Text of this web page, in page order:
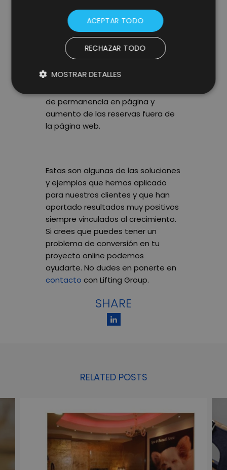
usuarios sigan navegando o se
pongan en contacto con la
empresa a través de dicho
formulario.
Resultado: Reducción de la tasa
de permanencia en página y
aumento de las reservas fuera de
la página web.
Estas son algunas de las soluciones
y ejemplos que hemos aplicado
para nuestros clientes y que han
aportado resultados muy positivos
siempre vinculados al crecimiento.
Si crees que puedes tener un
problema de conversión en tu
proyecto online podemos
ayudarte. No dudes en ponerte en
contacto con Lifting Group.
SHARE
RELATED POSTS
ACEPTAR TODO
RECHAZAR TODO
MOSTRAR DETALLES